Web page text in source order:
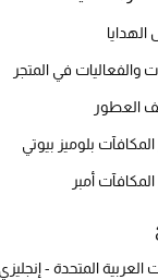
والفعاليات في المتجر
العطور
المكافآت بلوميز بيوتي
المكافآت أمبر
العربية المتحدة - إنجليزي